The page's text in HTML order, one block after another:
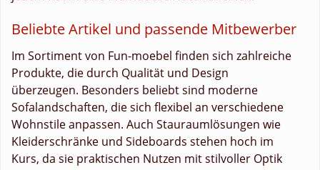
Beliebte Artikel und passende Mitbewerber
Im Sortiment von Fun-moebel finden sich zahlreiche
Produkte, die durch Qualität und Design
überzeugen. Besonders beliebt sind moderne
Sofalandschaften, die sich flexibel an verschiedene
Wohnstile anpassen. Auch Stauraumlösungen wie
Kleiderschränke und Sideboards stehen hoch im
Kurs, da sie praktischen Nutzen mit stilvoller Optik